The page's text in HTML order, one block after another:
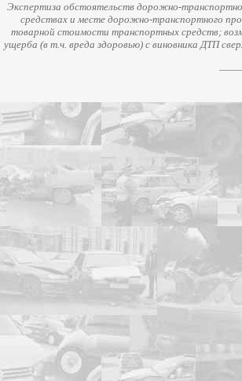
Экспертиза обстоятельств дорожно-
средствах и месте дорожно-транспортного
товарной стоимости транспортных средств;
ущерба (в т.ч. вреда здоровью) с виновника ДТП